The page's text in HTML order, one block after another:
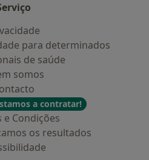
para determinados
de saúde
somos
a contratar!
e Condições
os resultados